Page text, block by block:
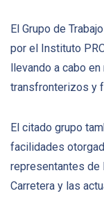
El Grupo de
por el Instituto
llevando a cabo
transfronterizos y
El citado grupo
facilidades
representantes de
Carretera y las